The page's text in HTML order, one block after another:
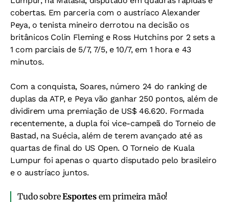
cobertas. Em parceria com o austríaco Alexander
Peya, o tenista mineiro derrotou na decisão os
britânicos Colin Fleming e Ross Hutchins por 2 sets a
1 com parciais de 5/7, 7/5, e 10/7, em 1 hora e 43
minutos.
Com a conquista, Soares, número 24 do ranking de
duplas da ATP, e Peya vão ganhar 250 pontos, além de
dividirem uma premiação de US$ 46.620. Formada
recentemente, a dupla foi vice-campeã do Torneio de
Bastad, na Suécia, além de terem avançado até as
quartas de final do US Open. O Torneio de Kuala
Lumpur foi apenas o quarto disputado pelo brasileiro
e o austríaco juntos.
Tudo sobreEsportesem primeira mão!